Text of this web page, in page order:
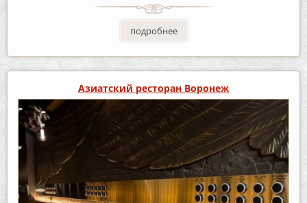
подробнее
Азиатский ресторан Воронеж